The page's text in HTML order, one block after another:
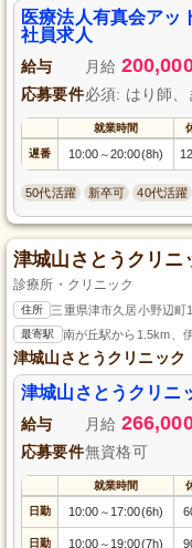
医療法人有真会アッ
社員求人
給与 月給
応募要件必須: はり師、
就業時間
遅番 10:00 ～20:00(8h)
50代活躍 新卒可 40代活躍
津城山さとうクリニ
診療所・クリニック
住所 三重県津市久居小野辺町
最寄駅 南が丘駅から1.5km、
津城山さとうクリニック
津城山さとうクリニ
給与 月給
応募要件無資格可
就業時間
日勤 10:00 ～ 17:00(6h)
日勤 10:00 ～ 19:00(7h)